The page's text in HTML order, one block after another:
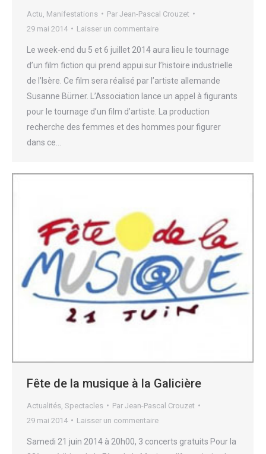
Actu Manifestations Par Jean-Pascal Crouzet
29 mai 2014
Laisser un commentaire
Le week-end du 5 et 6 juillet 2014 aura lieu le tournage
d’un film fiction qui prend appui sur l’histoire industrielle
de l’Isère. Ce film sera réalisé par l’artiste allemande
Susanne Bürner. L’Association lance un appel à figurants
pour le tournage d’un film d’artiste. La production
recherche des femmes et des hommes pour figurer
dans ce…
Fête de la musique à la Galicière
Actualités Spectacles Par Jean-Pascal Crouzet
29 mai 2014
Laisser un commentaire
Samedi 21 juin 2014 à 20h00, 3 concerts gratuits Pour la